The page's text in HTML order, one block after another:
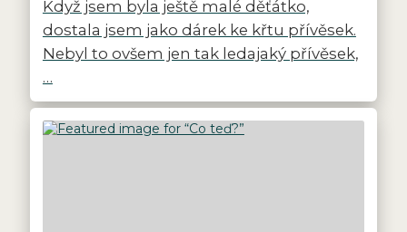
Když jsem byla ještě malé děťátko,
dostala jsem jako dárek ke křtu přívěsek.
Nebyl to ovšem jen tak ledajaký přívěsek,
…